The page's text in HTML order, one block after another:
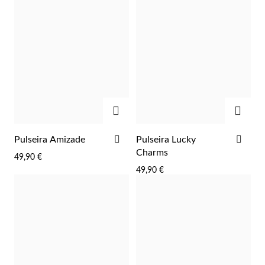
Pulseira Amizade
49,90 €
ADICIONAR
AOS
Pulseira Lucky
Charms
49,90 €